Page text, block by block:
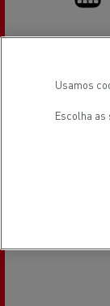
Usamos
Escolha as